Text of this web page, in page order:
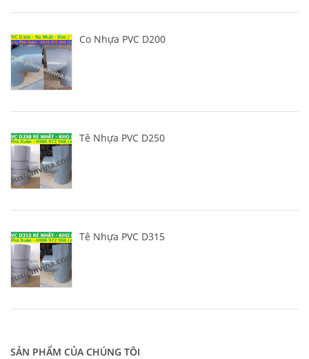
SẢN PHẨM CỦA CHÚNG TÔI
Co Nhựa PVC D200
Tê Nhựa PVC D250
Tê Nhựa PVC D315